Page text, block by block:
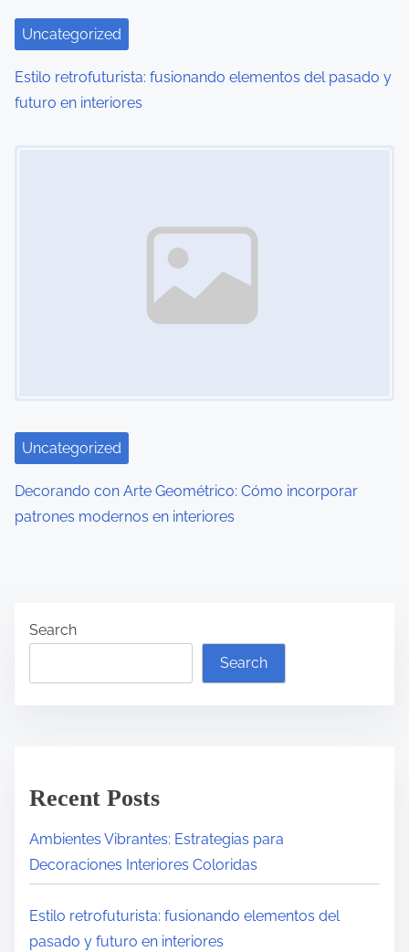
Uncategorized
Estilo retrofuturista: fusionando elementos del pasado y
futuro en interiores
Uncategorized
Decorando con Arte Geométrico: Cómo incorporar
patrones modernos en interiores
Search
Search
Recent Posts
Ambientes Vibrantes: Estrategias para
Decoraciones Interiores Coloridas
Estilo retrofuturista: fusionando elementos del
pasado y futuro en interiores